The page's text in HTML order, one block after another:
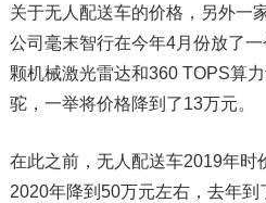
关于无人配送车的价格，另外一
公司毫末智行在今年4月份放了
颗机械激光雷达和360 TOPS算
驼，一举将价格降到了13万元。
在此之前，无人配送车2019年时
2020年降到50万元左右，去年到